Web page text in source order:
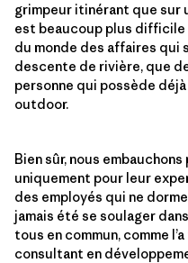
grimpeur itinérant que sur
est beaucoup plus difficile
du monde des affaires qui
descente de rivière, que
personne qui possède
outdoor.
Bien sûr, nous
uniquement pour leur
des employés qui ne
jamais été se soulager
tous en commun, comme
consultant en